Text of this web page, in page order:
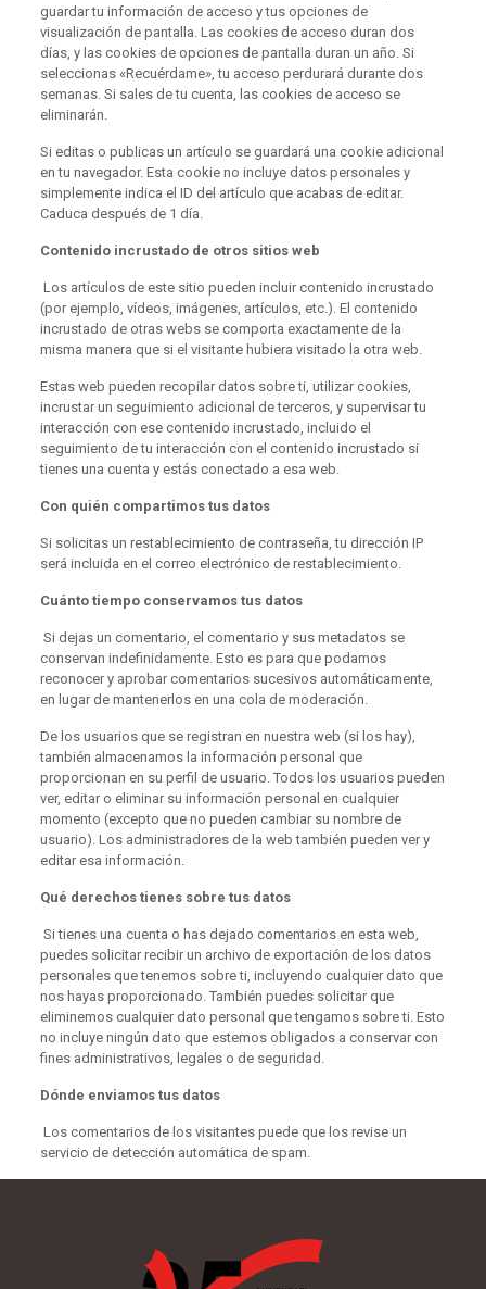
guardar tu información de acceso y tus opciones de
visualización de pantalla. Las cookies de acceso duran dos
días, y las cookies de opciones de pantalla duran un año. Si
seleccionas «Recuérdame», tu acceso perdurará durante dos
semanas. Si sales de tu cuenta, las cookies de acceso se
eliminarán.
Si editas o publicas un artículo se guardará una cookie adicional
en tu navegador. Esta cookie no incluye datos personales y
simplemente indica el ID del artículo que acabas de editar.
Caduca después de 1 día.
Contenido incrustado de otros sitios web
Los artículos de este sitio pueden incluir contenido incrustado
(por ejemplo, vídeos, imágenes, artículos, etc.). El contenido
incrustado de otras webs se comporta exactamente de la
misma manera que si el visitante hubiera visitado la otra web.
Estas web pueden recopilar datos sobre ti, utilizar cookies,
incrustar un seguimiento adicional de terceros, y supervisar tu
interacción con ese contenido incrustado, incluido el
seguimiento de tu interacción con el contenido incrustado si
tienes una cuenta y estás conectado a esa web.
Con quién compartimos tus datos
Si solicitas un restablecimiento de contraseña, tu dirección IP
será incluida en el correo electrónico de restablecimiento.
Cuánto tiempo conservamos tus datos
Si dejas un comentario, el comentario y sus metadatos se
conservan indefinidamente. Esto es para que podamos
reconocer y aprobar comentarios sucesivos automáticamente,
en lugar de mantenerlos en una cola de moderación.
De los usuarios que se registran en nuestra web (si los hay),
también almacenamos la información personal que
proporcionan en su perfil de usuario. Todos los usuarios pueden
ver, editar o eliminar su información personal en cualquier
momento (excepto que no pueden cambiar su nombre de
usuario). Los administradores de la web también pueden ver y
editar esa información.
Qué derechos tienes sobre tus datos
Si tienes una cuenta o has dejado comentarios en esta web,
puedes solicitar recibir un archivo de exportación de los datos
personales que tenemos sobre ti, incluyendo cualquier dato que
nos hayas proporcionado. También puedes solicitar que
eliminemos cualquier dato personal que tengamos sobre ti. Esto
no incluye ningún dato que estemos obligados a conservar con
fines administrativos, legales o de seguridad.
Dónde enviamos tus datos
Los comentarios de los visitantes puede que los revise un
servicio de detección automática de spam.